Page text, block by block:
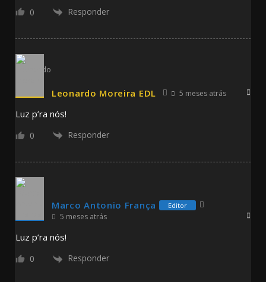
0 Responder
Leonardo Moreira EDL 5 meses atrás
Luz p’ra nós!
0 Responder
Marco Antonio França Editor
5 meses atrás
Luz p’ra nós!
0 Responder